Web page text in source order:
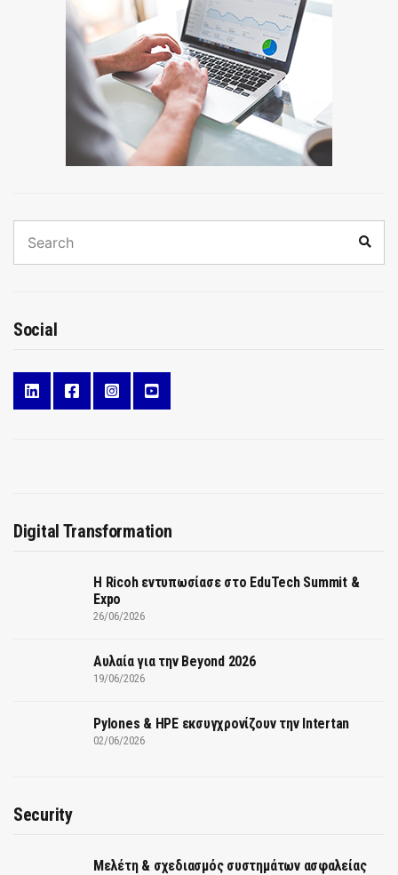
for:
Social
Digital Transformation
Η Ricoh εντυπωσίασε στο EduTech Summit &
Expo
26/06/2026
Αυλαία για την Beyond 2026
19/06/2026
Pylones & HPE εκσυγχρονίζουν την Intertan
02/06/2026
Security
Μελέτη & σχεδιασμός συστημάτων ασφαλείας